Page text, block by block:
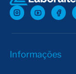
Informações